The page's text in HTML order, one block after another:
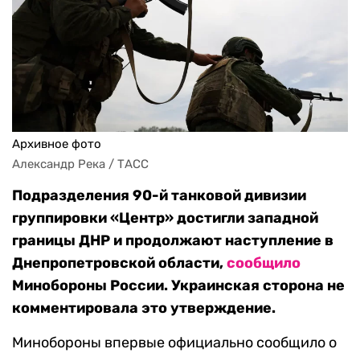
Архивное фото
Александр Река / ТАСС
Подразделения 90-й танковой дивизии
группировки «Центр» достигли западной
границы ДНР и продолжают наступление в
Днепропетровской области,сообщило
Минобороны России. Украинская сторона не
комментировала это утверждение.
Минобороны впервые официально сообщило о